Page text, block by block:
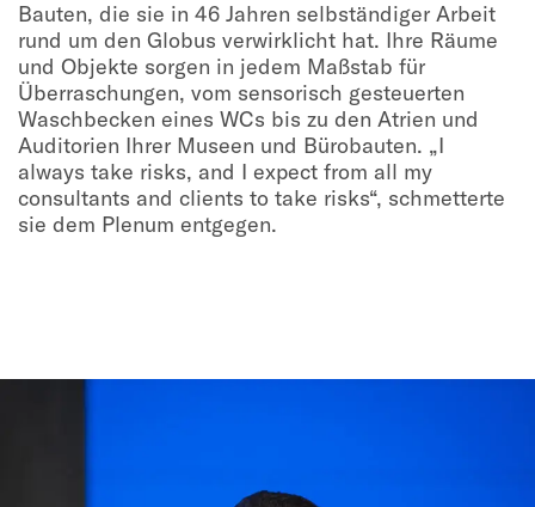
Bauten, die sie in 46 Jahren selbständiger Arbeit
rund um den Globus verwirklicht hat. Ihre Räume
und Objekte sorgen in jedem Maßstab für
Überraschungen, vom sensorisch gesteuerten
Waschbecken eines WCs bis zu den Atrien und
Auditorien Ihrer Museen und Bürobauten. „I
always take risks, and I expect from all my
consultants and clients to take risks“, schmetterte
sie dem Plenum entgegen.